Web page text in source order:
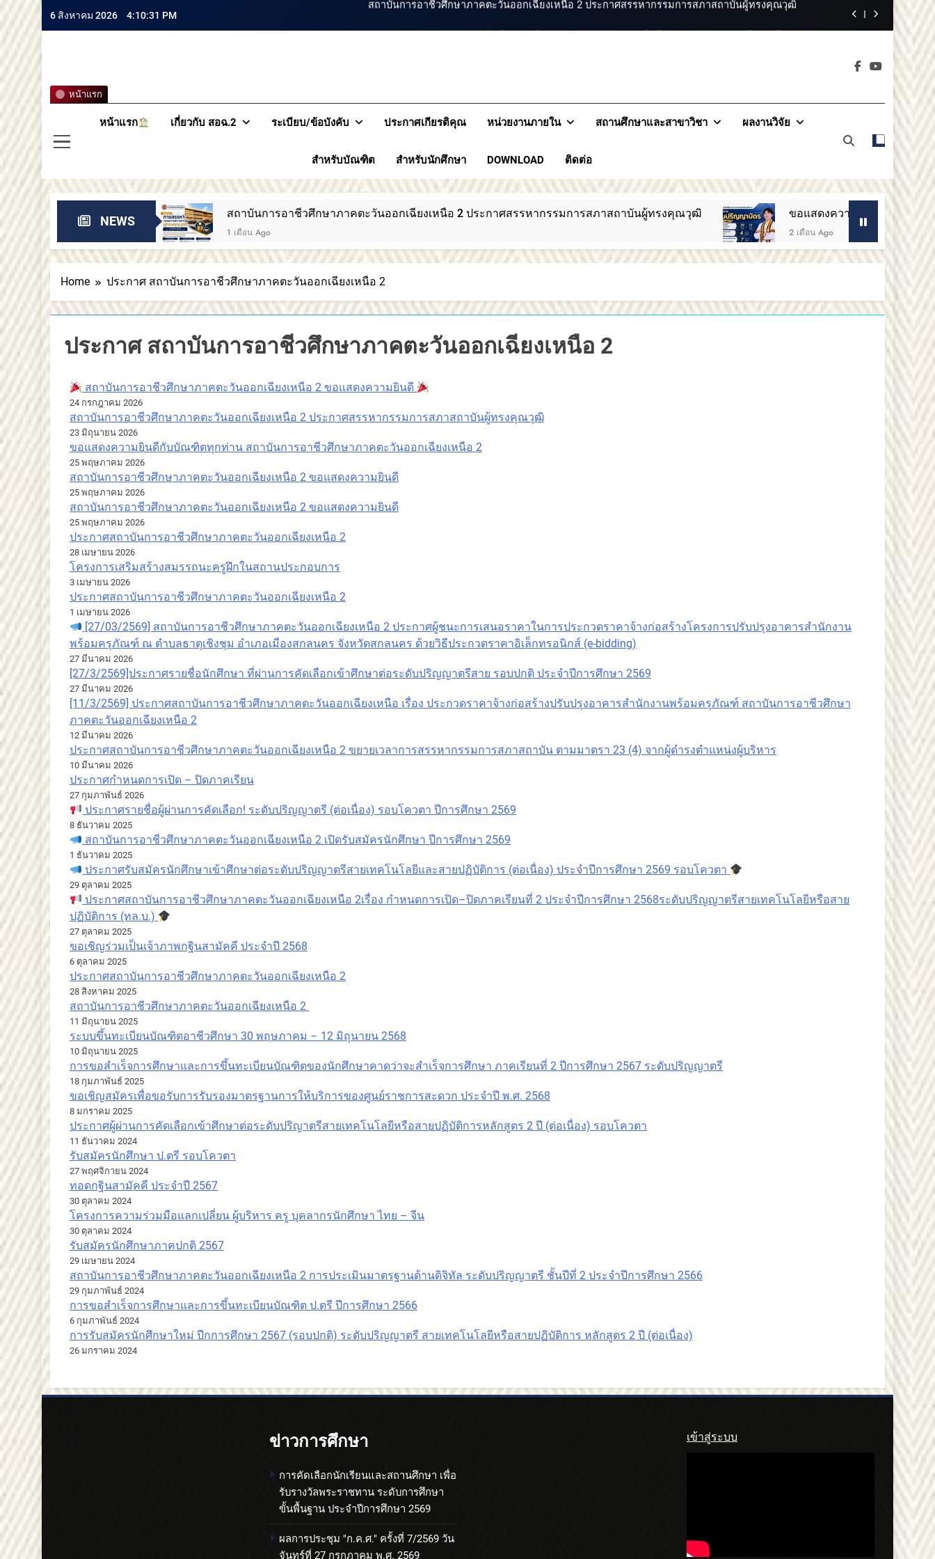
6 สิงหาคม 2026 4:10:32 PM ขอแสดงความยินดีกับบัณฑิตทุกท่าน สถาบันการอาชีวศึกษาภาคตะวันออกเฉียงเหนือ 2
สถาบันการอาชีวศึกษาภาคตะวันออกเฉียงเหนือ 2 ประกาศสรรหากรรมการสภาสถาบันผู้ทรงคุณวุฒิ
เหนือ 2
หน้าแรก เกี่ยวกับ สอฉ.2 ระเบียบ/ข้อบังคับ ประกาศเกียรติคุณ หน่วยงานภายใน สถานศึกษาและสาขาวิชา ผลงานวิจัย
สำหรับบัณฑิต สำหรับนักศึกษา DOWNLOAD ติดต่อ
หน้าแรก
NEWS
ามยินดี สถาบันการอาชีวศึกษาภาคตะวันออกเฉียงเหนือ 2 ประกาศสรรหากรรมการสภาสถาบันผู้ทรงคุณวุฒิ
1 เดือน Ago
ขอแสดงความยินดีกับบัณฑิตทุกท่าน สถาบันกา
2 เดือน Ago
Home ประกาศ สถาบันการอาชีวศึกษาภาคตะวันออกเฉียงเหนือ 2
ประกาศ สถาบันการอาชีวศึกษาภาคตะวันออกเฉียงเหนือ 2
สถาบันการอาชีวศึกษาภาคตะวันออกเฉียงเหนือ 2 ขอแสดงความยินดี
24 กรกฎาคม 2026
สถาบันการอาชีวศึกษาภาคตะวันออกเฉียงเหนือ 2 ประกาศสรรหากรรมการสภาสถาบันผู้ทรงคุณวุฒิ
23 มิถุนายน 2026
ขอแสดงความยินดีกับบัณฑิตทุกท่าน สถาบันการอาชีวศึกษาภาคตะวันออกเฉียงเหนือ 2
25 พฤษภาคม 2026
สถาบันการอาชีวศึกษาภาคตะวันออกเฉียงเหนือ 2 ขอแสดงความยินดี
25 พฤษภาคม 2026
สถาบันการอาชีวศึกษาภาคตะวันออกเฉียงเหนือ 2 ขอแสดงความยินดี
25 พฤษภาคม 2026
ประกาศสถาบันการอาชีวศึกษาภาคตะวันออกเฉียงเหนือ 2
28 เมษายน 2026
โครงการเสริมสร้างสมรรถนะครูฝึกในสถานประกอบการ
3 เมษายน 2026
ประกาศสถาบันการอาชีวศึกษาภาคตะวันออกเฉียงเหนือ 2
1 เมษายน 2026
[27/03/2569] สถาบันการอาชีวศึกษาภาคตะวันออกเฉียงเหนือ 2 ประกาศผู้ชนะการเสนอราคาในการประกวดราคาจ้างก่อสร้างโครงการปรับปรุงอาคารสำนักงาน
พร้อมครุภัณฑ์ ณ ตำบลธาตุเชิงชุม อำเภอเมืองสกลนคร จังหวัดสกลนคร ด้วยวิธีประกวดราคาอิเล็กทรอนิกส์ (e-bidding)
27 มีนาคม 2026
[27/3/2569]ประกาศรายชื่อนักศึกษา ที่ผ่านการคัดเลือกเข้าศึกษาต่อระดับปริญญาตรีสาย รอบปกติ ประจำปีการศึกษา 2569
27 มีนาคม 2026
[11/3/2569] ประกาศสถาบันการอาชีวศึกษาภาคตะวันออกเฉียงเหนือ เรื่อง ประกวดราคาจ้างก่อสร้างปรับปรุงอาคารสำนักงานพร้อมครุภัณฑ์ สถาบันการอาชีวศึกษา
ภาคตะวันออกเฉียงเหนือ 2
12 มีนาคม 2026
ประกาศสถาบันการอาชีวศึกษาภาคตะวันออกเฉียงเหนือ 2 ขยายเวลาการสรรหากรรมการสภาสถาบัน ตามมาตรา 23 (4) จากผู้ดำรงตำแหน่งผู้บริหาร
10 มีนาคม 2026
ประกาศกำหนดการเปิด – ปิดภาคเรียน
27 กุมภาพันธ์ 2026
ประกาศรายชื่อผู้ผ่านการคัดเลือก! ระดับปริญญาตรี (ต่อเนื่อง) รอบโควตา ปีการศึกษา 2569
8 ธันวาคม 2025
สถาบันการอาชีวศึกษาภาคตะวันออกเฉียงเหนือ 2 เปิดรับสมัครนักศึกษา ปีการศึกษา 2569
1 ธันวาคม 2025
ประกาศรับสมัครนักศึกษาเข้าศึกษาต่อระดับปริญญาตรีสายเทคโนโลยีและสายปฏิบัติการ (ต่อเนื่อง) ประจำปีการศึกษา 2569 รอบโควตา
29 ตุลาคม 2025
ประกาศสถาบันการอาชีวศึกษาภาคตะวันออกเฉียงเหนือ 2เรื่อง กำหนดการเปิด–ปิดภาคเรียนที่ 2 ประจำปีการศึกษา 2568ระดับปริญญาตรีสายเทคโนโลยีหรือสาย
ปฏิบัติการ (ทล.บ.)
27 ตุลาคม 2025
ขอเชิญร่วมเป็นเจ้าภาพกฐินสามัคคี ประจำปี 2568
6 ตุลาคม 2025
ประกาศสถาบันการอาชีวศึกษาภาคตะวันออกเฉียงเหนือ 2
28 สิงหาคม 2025
สถาบันการอาชีวศึกษาภาคตะวันออกเฉียงเหนือ 2
11 มิถุนายน 2025
ระบบขึ้นทะเบียนบัณฑิตอาชีวศึกษา 30 พฤษภาคม – 12 มิถุนายน 2568
10 มิถุนายน 2025
การขอสำเร็จการศึกษาและการขึ้นทะเบียนบัณฑิตของนักศึกษาคาดว่าจะสำเร็จการศึกษา ภาคเรียนที่ 2 ปีการศึกษา 2567 ระดับปริญญาตรี
18 กุมภาพันธ์ 2025
ขอเชิญสมัครเพื่อขอรับการรับรองมาตรฐานการให้บริการของศูนย์ราชการสะดวก ประจำปี พ.ศ. 2568
8 มกราคม 2025
ประกาศผู้ผ่านการคัดเลือกเข้าศึกษาต่อระดับปริญาตรีสายเทคโนโลยีหรือสายปฏิบัติการหลักสูตร 2 ปี (ต่อเนื่อง) รอบโควตา
11 ธันวาคม 2024
รับสมัครนักศึกษา ป.ตรี รอบโควตา
27 พฤศจิกายน 2024
ทอดกฐินสามัคคี ประจำปี 2567
30 ตุลาคม 2024
โครงการความร่วมมือแลกเปลี่ยน ผู้บริหาร ครู บุคลากรนักศึกษา ไทย – จีน
30 ตุลาคม 2024
รับสมัครนักศึกษาภาคปกติ 2567
29 เมษายน 2024
สถาบันการอาชีวศึกษาภาคตะวันออกเฉียงเหนือ 2 การประเมินมาตรฐานด้านดิจิทัล ระดับปริญญาตรี ชั้นปีที่ 2 ประจำปีการศึกษา 2566
29 กุมภาพันธ์ 2024
การขอสำเร็จการศึกษาและการขึ้นทะเบียนบัณฑิต ป.ตรี ปีการศึกษา 2566
6 กุมภาพันธ์ 2024
การรับสมัครนักศึกษาใหม่ ปีกการศึกษา 2567 (รอบปกติ) ระดับปริญญาตรี สายเทคโนโลยีหรือสายปฏิบัติการ หลักสูตร 2 ปี (ต่อเนื่อง)
26 มกราคม 2024
ข่าวการศึกษา
การคัดเลือกนักเรียนและสถานศึกษา เพื่อ
รับรางวัลพระราชทาน ระดับการศึกษา
ขั้นพื้นฐาน ประจำปีการศึกษา 2569
ผลการประชุม "ก.ค.ศ." ครั้งที่ 7/2569 วัน
จันทร์ที่ 27 กรกฎาคม พ.ศ. 2569
เข้าสู่ระบบ